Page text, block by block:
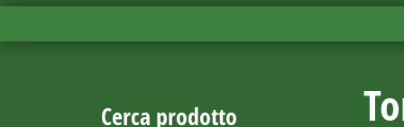
Cerca prodotto